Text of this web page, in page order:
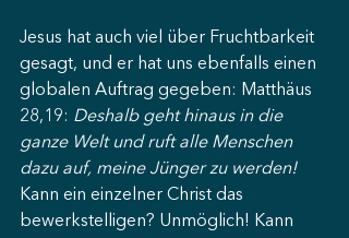
Jesus hat auch viel über Fruchtbarkeit
gesagt, und er hat uns ebenfalls einen
globalen Auftrag gegeben: Matthäus
28,19: Deshalb geht hinaus in die
ganze Welt und ruft alle Menschen
dazu auf, meine Jünger zu werden!
Kann ein einzelner Christ das
bewerkstelligen? Unmöglich! Kann